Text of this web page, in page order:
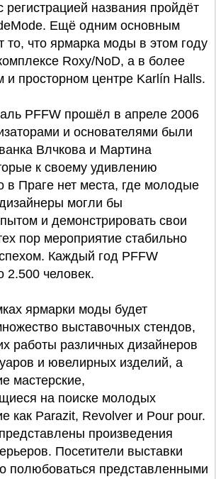
регистрацией названия пройдёт
Ещё одним основным
то, что ярмарка моды в этом году
Roxy/NoD, а в более
и просторном центре Karlín Halls.
PFFW прошёл в апреле 2006
и основателями были
Влчкова и Мартина
к своему удивлению
в Праге нет места, где молодые
могли бы
и демонстрировать свои
пор мероприятие стабильно
Каждый год PFFW
2.500 человек.
ярмарки моды будет
выставочных стендов,
работы различных дизайнеров
и ювелирных изделий, а
мастерские,
на поиске молодых
как Parazit, Revolver и Pour pour.
произведения
Посетители выставки
полюбоваться представленными